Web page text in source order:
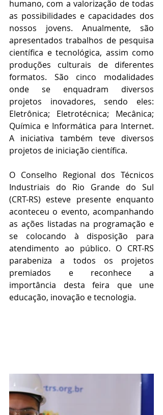
humano, com a valorização de todas
as possibilidades e capacidades dos
nossos jovens. Anualmente, são
apresentados trabalhos de pesquisa
científica e tecnológica, assim como
produções culturais de diferentes
formatos. São cinco modalidades
onde se enquadram diversos
projetos inovadores, sendo eles:
Eletrônica; Eletrotécnica; Mecânica;
Química e Informática para Internet.
A iniciativa também teve diversos
projetos de iniciação científica.
O Conselho Regional dos Técnicos
Industriais do Rio Grande do Sul
(CRT-RS) esteve presente enquanto
aconteceu o evento, acompanhando
as ações listadas na programação e
se colocando à disposição para
atendimento ao público. O CRT-RS
parabeniza a todos os projetos
premiados e reconhece a
importância desta feira que une
educação, inovação e tecnologia.